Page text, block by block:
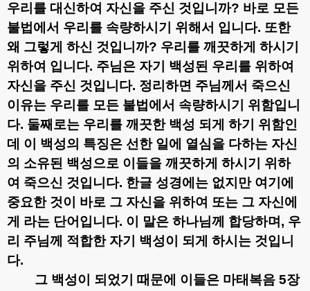
우리를 대신하여 자신을 주신 것입니까? 바로 모든
불법에서 우리를 속량하시기 위해서 입니다. 또한
왜 그렇게 하신 것입니까? 우리를 깨끗하게 하시기
위하여 입니다. 주님은 자기 백성된 우리를 위하여
자신을 주신 것입니다. 정리하면 주님께서 죽으신
이유는 우리를 모든 불법에서 속량하시기 위함입니
다. 둘째로는 우리를 깨끗한 백성 되게 하기 위함인
데 이 백성의 특징은 선한 일에 열심을 다하는 자신
의 소유된 백성으로 이들을 깨끗하게 하시기 위하
여 죽으신 것입니다. 한글 성경에는 없지만 여기에
중요한 것이 바로 그 자신을 위하여 또는 그 자신에
게 라는 단어입니다. 이 말은 하나님께 합당하며 , 우
리 주님께 적합한 자기 백성이 되게 하시는 것입니
다.
그 백성이 되었기 때문에 이들은 마태복음 5장